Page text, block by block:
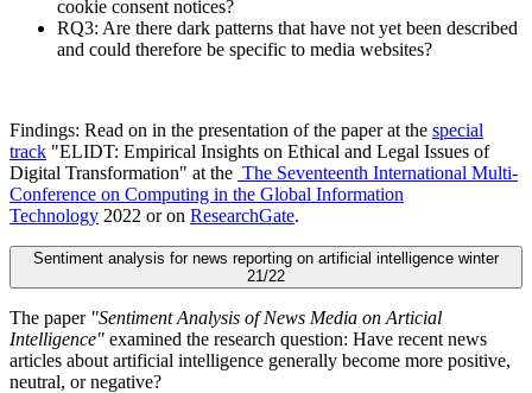
cookie consent notices?
RQ3: Are there dark patterns that have not yet been described
and could therefore be specific to media websites?
Findings: Read on in the presentation of the paper at the special
track "ELIDT: Empirical Insights on Ethical and Legal Issues of
Digital Transformation" at the The Seventeenth International Multi-
Conference on Computing in the Global Information
Technology 2022 or on ResearchGate.
Sentiment analysis for news reporting on artificial intelligence winter
21/22
The paper "Sentiment Analysis of News Media on Articial
Intelligence" examined the research question: Have recent news
articles about artificial intelligence generally become more positive,
neutral, or negative?